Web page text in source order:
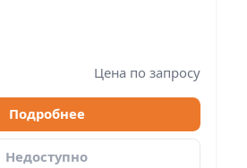
Цена по запросу
Подробнее
Недоступно